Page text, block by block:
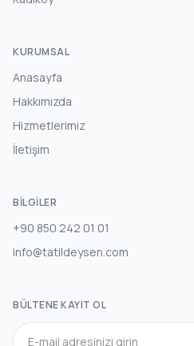
KURUMSAL
Anasayfa
Hakkımızda
Hizmetlerimiz
İletişim
BILGILER
+90 850 242 01 01
info@tatildeysen.com
BÜLTENE KAYIT OL